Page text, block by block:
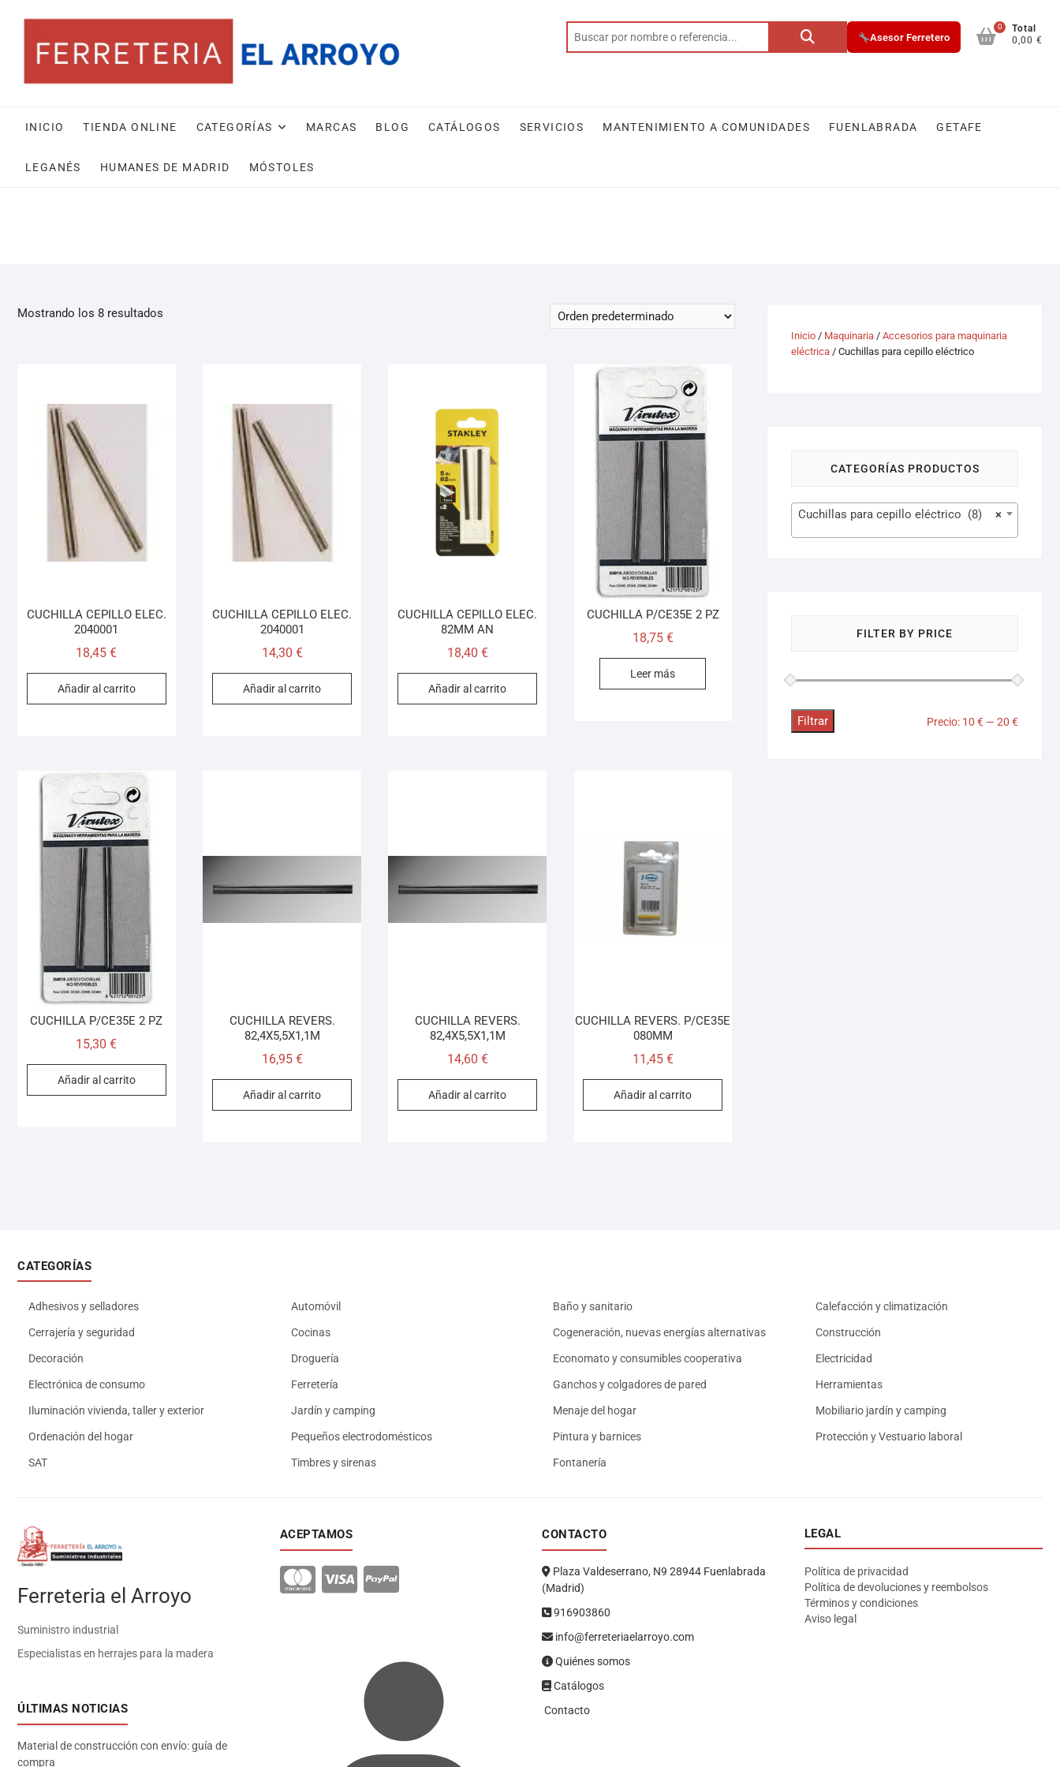
Asesor Ferretero
0
Total
0,00 €
INICIO TIENDA ONLINE CATEGORÍAS MARCAS BLOG CATÁLOGOS SERVICIOS MANTENIMIENTO A COMUNIDADES FUENLABRADA GETAFE
LEGANÉS HUMANES DE MADRID MÓSTOLES
Mostrando los 8 resultados
CUCHILLA CEPILLO ELEC.
2040001
18,45€
Añadir al carrito
CUCHILLA CEPILLO ELEC.
2040001
14,30 €
Añadir al carrito
CUCHILLA CEPILLO ELEC.
82MM AN
18,40 €
Añadir al carrito
CUCHILLA P/CE35E 2 PZ
18,75 €
Leer más
CUCHILLA P/CE35E 2 PZ
15,30€
Añadir al carrito
CUCHILLA REVERS.
82,4X5,5X1,1M
16,95 €
Añadir al carrito
CUCHILLA REVERS.
82,4X5,5X1,1M
14,60 €
Añadir al carrito
CUCHILLA REVERS. P/CE35E
080MM
11,45 €
Añadir al carrito
Inicio / Maquinaria / Accesorios para maquinaria
eléctrica / Cuchillas para cepillo eléctrico
CATEGORÍAS PRODUCTOS
×
Cuchillas para cepillo eléctrico (8)
FILTER BY PRICE
Filtrar Precio: 10 € —20 €
CATEGORÍAS
Adhesivos y selladores Automóvil Baño y sanitario Calefacción y climatización
Cerrajería y seguridad Cocinas Cogeneración, nuevas energías alternativas Construcción
Decoración Droguería Economato y consumibles cooperativa Electricidad
Electrónica de consumo Ferretería Ganchos y colgadores de pared Herramientas
Iluminación vivienda, taller y exterior Jardín y camping Menaje del hogar Mobiliario jardín y camping
Ordenación del hogar Pequeños electrodomésticos Pintura y barnices Protección y Vestuario laboral
SAT Timbres y sirenas Fontanería
Ferreteria el Arroyo
Suministro industrial
Especialistas en herrajes para la madera
ÚLTIMAS NOTICIAS
Material de construcción con envío: guía de
compra
ACEPTAMOS CONTACTO
Plaza Valdeserrano, N9 28944 Fuenlabrada
(Madrid)
916903860
info@ferreteriaelarroyo.com
Quiénes somos
Catálogos
Contacto
LEGAL
Política de privacidad
Política de devoluciones y reembolsos
Términos y condiciones
Aviso legal
Asesor El Arroyo
En línea · responde en segundos
WhatsApp